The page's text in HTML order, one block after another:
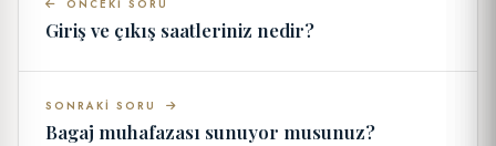
ÖNCEKI SORU
Giriş ve çıkış saatleriniz nedir?
SONRAKI SORU
Bagaj muhafazası sunuyor musunuz?